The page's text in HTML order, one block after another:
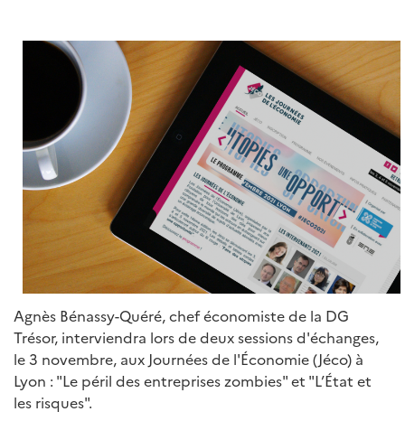
Agnès Bénassy-Quéré, chef économiste de la DG
Trésor, interviendra lors de deux sessions d'échanges,
le 3 novembre, aux Journées de l'Économie (Jéco) à
Lyon : "Le péril des entreprises zombies" et "L’État et
les risques".